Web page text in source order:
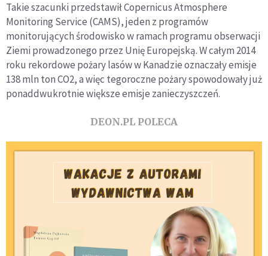
Takie szacunki przedstawił Copernicus Atmosphere
Monitoring Service (CAMS), jeden z programów
monitorujących środowisko w ramach programu obserwacji
Ziemi prowadzonego przez Unię Europejską. W całym 2014
roku rekordowe pożary lasów w Kanadzie oznaczały emisje
138 mln ton CO2, a więc tegoroczne pożary spowodowały już
ponaddwukrotnie większe emisje zanieczyszczeń.
DEON.PL POLECA